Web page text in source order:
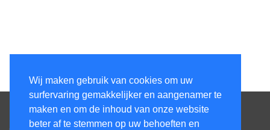
Wij maken gebruik van cookies om uw
surfervaring gemakkelijker en aangenamer te
maken en om de inhoud van onze website
beter af te stemmen op uw behoeften en
Contacteer ons